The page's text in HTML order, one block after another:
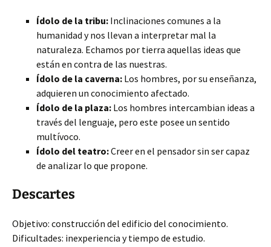
Ídolo de la tribu: Inclinaciones comunes a la
humanidad y nos llevan a interpretar mal la
naturaleza. Echamos por tierra aquellas ideas que
están en contra de las nuestras.
Ídolo de la caverna: Los hombres, por su enseñanza,
adquieren un conocimiento afectado.
Ídolo de la plaza: Los hombres intercambian ideas a
través del lenguaje, pero este posee un sentido
multívoco.
Ídolo del teatro:Creer en el pensador sin ser capaz
de analizar lo que propone.
Descartes
Objetivo: construcción del edificio del conocimiento.
Dificultades: inexperiencia y tiempo de estudio.